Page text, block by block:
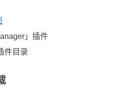
」插件
件目录